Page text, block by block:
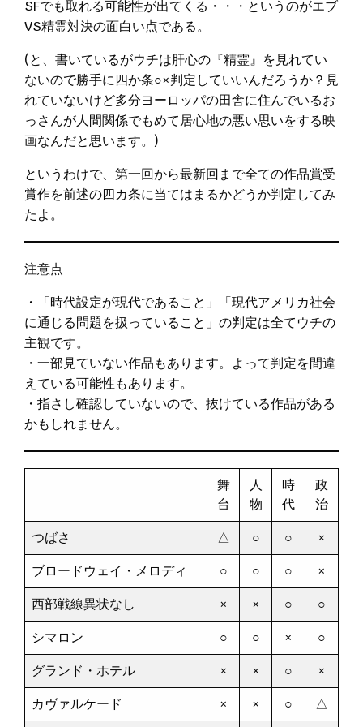
SFでも取れる可能性が出てくる・・・というのがエブ
VS精霊対決の面白い点である。
(と、書いているがウチは肝心の『精霊』を見れてい
ないので勝手に四か条○×判定していいんだろうか？見
れていないけど多分ヨーロッパの田舎に住んでいるお
っさんが人間関係でもめて居心地の悪い思いをする映
画なんだと思います。)
というわけで、第一回から最新回まで全ての作品賞受
賞作を前述の四カ条に当てはまるかどうか判定してみ
たよ。
注意点
・「時代設定が現代であること」「現代アメリカ社会
に通じる問題を扱っていること」の判定は全てウチの
主観です。
・一部見ていない作品もあります。よって判定を間違
えている可能性もあります。
・指さし確認していないので、抜けている作品がある
かもしれません。
舞
台
人
物
時
代
政
治
つばさ
△ ○ ○
×
ブロードウェイ・メロディ
○ ○ ○
×
西部戦線異状なし
× × ○
○
シマロン
○ ○ ×
○
グランド・ホテル
× × ○
×
カヴァルケード
× × ○
△